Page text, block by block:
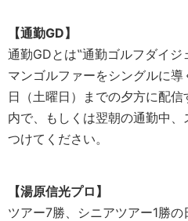
【通勤GD】
通勤GDとは‟通勤ゴルフダイジ
マンゴルファーをシングルに
日（土曜日）までの夕方に配
内で、もしくは翌朝の通勤中
つけてください。
【湯原信光プロ】
ツアー7勝、シニアツアー1勝